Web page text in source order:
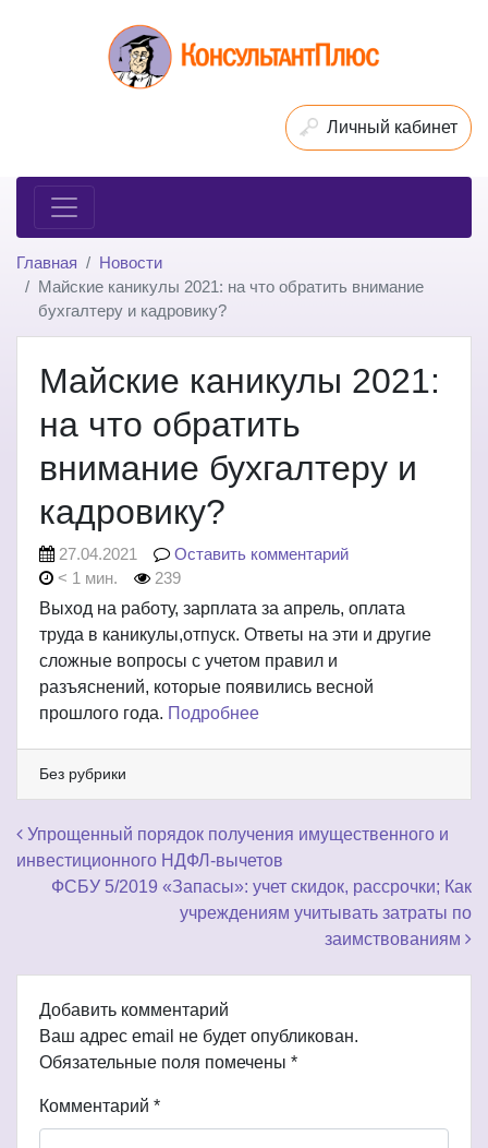
Личный кабинет
Главная
Новости
Майские каникулы 2021: на что обратить внимание
бухгалтеру и кадровику?
Майские каникулы 2021:
на что обратить
внимание бухгалтеру и
кадровику?
27.04.2021
Оставить комментарий
< 1 мин.
239
Выход на работу, зарплата за апрель, оплата
труда в каникулы,отпуск. Ответы на эти и другие
сложные вопросы с учетом правил и
разъяснений, которые появились весной
прошлого года. Подробнее
Без рубрики
Навигация по записям
Упрощенный порядок получения имущественного и
инвестиционного НДФЛ-вычетов
ФСБУ 5/2019 «Запасы»: учет скидок, рассрочки; Как
учреждениям учитывать затраты по
заимствованиям
Добавить комментарий
Ваш адрес email не будет опубликован.
Обязательные поля помечены *
Комментарий *